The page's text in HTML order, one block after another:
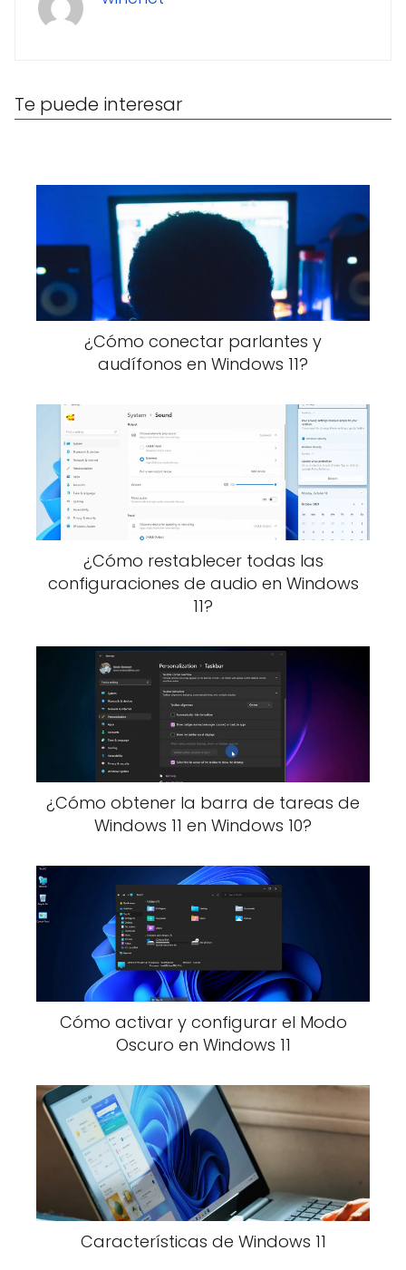
Te puede interesar
¿Cómo conectar parlantes y
audífonos en Windows 11?
¿Cómo restablecer todas las
configuraciones de audio en Windows
11?
¿Cómo obtener la barra de tareas de
Windows 11 en Windows 10?
Cómo activar y configurar el Modo
Oscuro en Windows 11
Características de Windows 11